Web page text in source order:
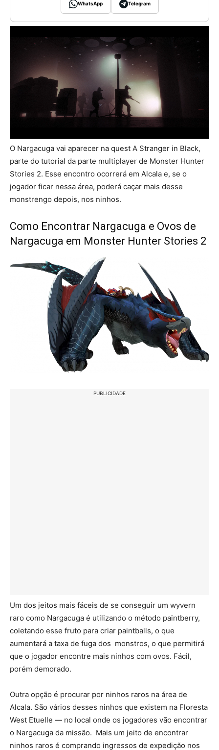
WhatsApp Telegram
O Nargacuga vai aparecer na quest A Stranger in Black,
parte do tutorial da parte multiplayer de Monster Hunter
Stories 2. Esse encontro ocorrerá em Alcala e, se o
jogador ficar nessa área, poderá caçar mais desse
monstrengo depois, nos ninhos.
Como Encontrar Nargacuga e Ovos de
Nargacuga em Monster Hunter Stories 2
PUBLICIDADE
Um dos jeitos mais fáceis de se conseguir um wyvern
raro como Nargacuga é utilizando o método paintberry,
coletando esse fruto para criar paintballs, o que
aumentará a taxa de fuga dos monstros, o que permitirá
que o jogador encontre mais ninhos com ovos. Fácil,
porém demorado.
Outra opção é procurar por ninhos raros na área de
Alcala. São vários desses ninhos que existem na Floresta
West Etuelle — no local onde os jogadores vão encontrar
o Nargacuga da missão. Mais um jeito de encontrar
ninhos raros é comprando ingressos de expedição nos